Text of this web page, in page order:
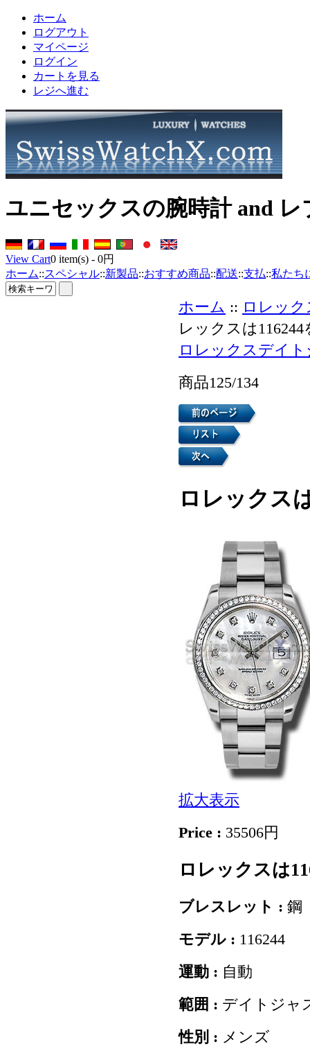
ホーム
ログアウト
マイページ
ログイン
カートを見る
レジへ進む
ユニセックスの腕時計 and レ
View Cart0 item(s) - 0円
ホーム::スペシャル::新製品::おすすめ商品::配送::支払::私たち
ホーム :: ロレック
レックスは
ロレックスデイ
商品125/134
ロレックス
拡大表示
Price : 35506円
ロレックスは
ブレスレット : 鋼
モデル : 116244
運動 : 自動
範囲 : デイトジャ
性別 : メンズ